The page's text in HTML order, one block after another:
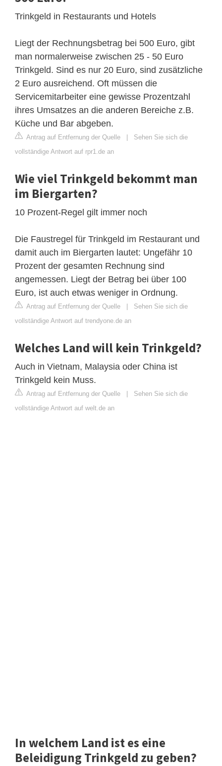
Trinkgeld in Restaurants und Hotels
Liegt der Rechnungsbetrag bei 500 Euro, gibt
man normalerweise zwischen 25 - 50 Euro
Trinkgeld. Sind es nur 20 Euro, sind zusätzliche
2 Euro ausreichend. Oft müssen die
Servicemitarbeiter eine gewisse Prozentzahl
ihres Umsatzes an die anderen Bereiche z.B.
Küche und Bar abgeben.
Antrag auf Entfernung der Quelle | Sehen Sie sich die
vollständige Antwort auf rpr1.de an
Wie viel Trinkgeld bekommt man
im Biergarten?
10 Prozent-Regel gilt immer noch
Die Faustregel für Trinkgeld im Restaurant und
damit auch im Biergarten lautet: Ungefähr 10
Prozent der gesamten Rechnung sind
angemessen. Liegt der Betrag bei über 100
Euro, ist auch etwas weniger in Ordnung.
Antrag auf Entfernung der Quelle | Sehen Sie sich die
vollständige Antwort auf trendyone.de an
Welches Land will kein Trinkgeld?
Auch in Vietnam, Malaysia oder China ist
Trinkgeld kein Muss.
Antrag auf Entfernung der Quelle | Sehen Sie sich die
vollständige Antwort auf welt.de an
In welchem Land ist es eine
Beleidigung Trinkgeld zu geben?